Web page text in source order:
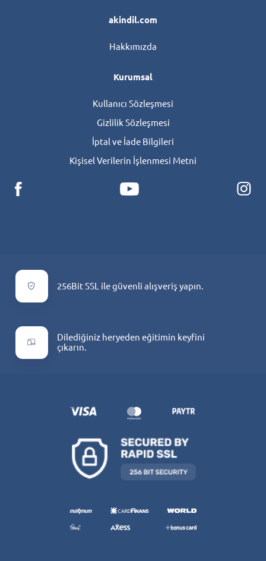
akindil.com
Hakkımızda
Kurumsal
Kullanıcı Sözleşmesi
Gizlilik Sözleşmesi
İptal ve İade Bilgileri
Kişisel Verilerin İşlenmesi Metni
256Bit SSL ile güvenli alışveriş yapın.
Dilediğiniz heryeden eğitimin keyfini
çıkarın.